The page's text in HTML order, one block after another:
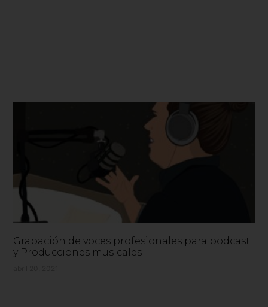
Grabación de voces profesionales para podcast
y Producciones musicales